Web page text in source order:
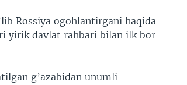
Rossiya ogohlantirgani haqida
yirik davlat rahbari bilan ilk bor
g’azabidan unumli